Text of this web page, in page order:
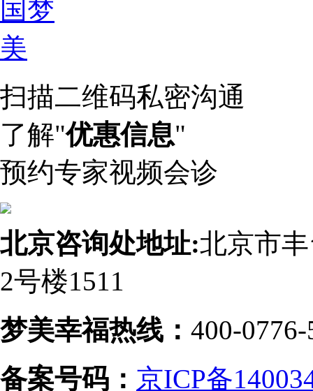
扫描二维码私密沟通
了解"优惠信息"
预约专家视频会诊
北京咨询处地址:北京市
2号楼1511
梦美幸福热线： 400-0776-
备案号码： 京ICP备